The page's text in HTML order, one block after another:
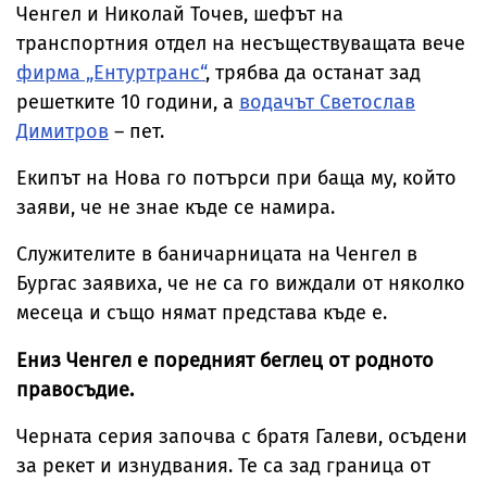
Ченгел и Николай Точев, шефът на
транспортния отдел на несъществуващата вече
фирма „Ентуртранс“, трябва да останат зад
решетките 10 години, а водачът Светослав
Димитров – пет.
Екипът на Нова го потърси при баща му, който
заяви, че не знае къде се намира.
Служителите в баничарницата на Ченгел в
Бургас заявиха, че не са го виждали от няколко
месеца и също нямат представа къде е.
Ениз Ченгел е поредният беглец от родното
правосъдие.
Черната серия започва с братя Галеви, осъдени
за рекет и изнудвания. Те са зад граница от